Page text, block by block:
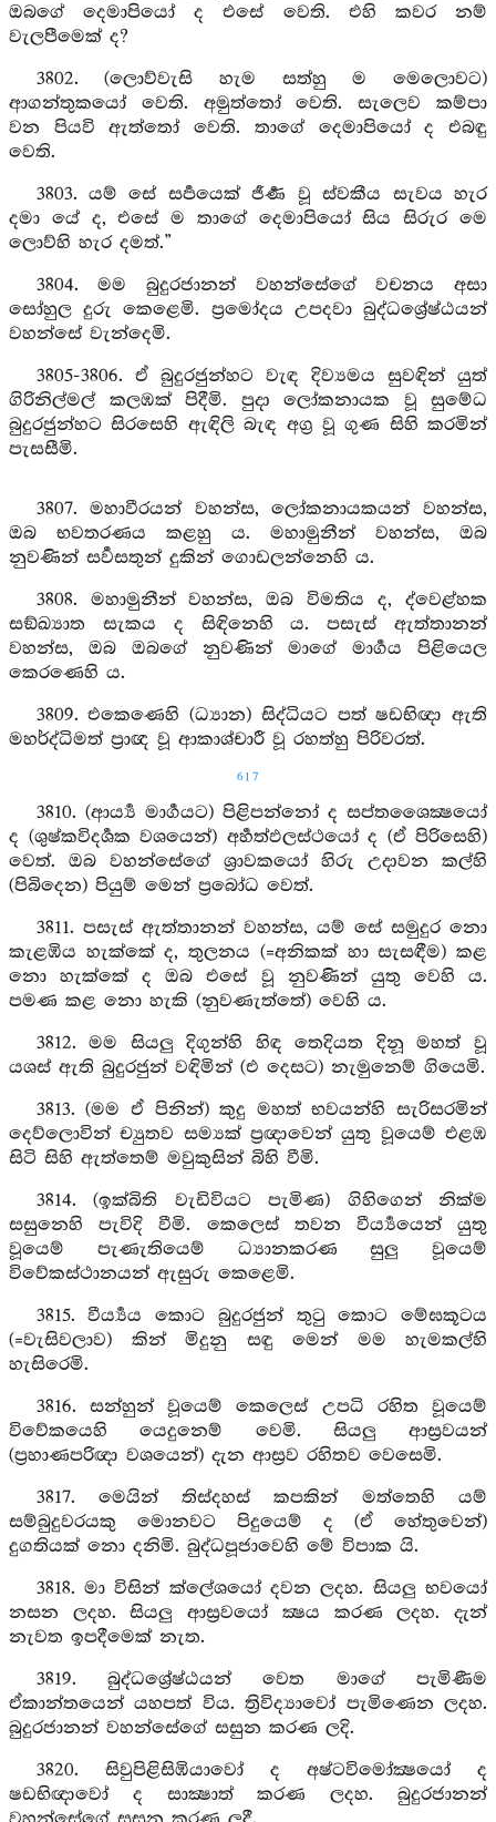
ඔබගේ දෙමාපියෝ ද එසේ වෙති. එහි කවර නම්
වැලපීමෙක් ද?
3802. (ලොව්වැසි හැම සත්හු ම මෙලොවට)
ආගන්තුකයෝ වෙති. අමුත්තෝ වෙති. සැලෙව කම්පා
වන පියවි ඇත්තෝ වෙති. තාගේ දෙමාපියෝ ද එබඳු
වෙති.
3803. යම් සේ සර්‍පයෙක් ජීර්‍ණ වූ ස්වකීය සැවය හැර
දමා යේ ද, එසේ ම තාගේ දෙමාපියෝ සිය සිරුර මෙ
ලොව්හි හැර දමත්.”
3804. මම බුදුරජානන් වහන්සේගේ වචනය අසා
සෝහුල දුරු කෙළෙමි. ප්‍රමෝදය උපදවා බුද්ධශ්‍රේෂ්ඨයන්
වහන්සේ වැන්දෙමි.
3805-3806. ඒ බුදුරජුන්හට වැඳ දිව්‍යමය සුවඳින් යුත්
ගිරිනිල්මල් කලඹක් පිදීමි. පුදා ලෝකනායක වූ සුමේධ
බුදුරජුන්හට සිරසෙහි ඇඳිලි බැඳ අග්‍ර වූ ගුණ සිහි කරමින්
පැසසීමි.
3807. මහාවීරයන් වහන්ස, ලෝකනායකයන් වහන්ස,
ඔබ භවතරණය කළහු ය. මහාමුනීන් වහන්ස, ඔබ
නුවණින් සර්‍වසතුන් දුකින් ගොඩලන්නෙහි ය.
3808. මහාමුනීන් වහන්ස, ඔබ විමතිය ද, ද්වෙළ්හක
සඞ්ඛ්‍යාත සැකය ද සිඳිනෙහි ය. පසැස් ඇත්තානන්
වහන්ස, ඔබ ඔබගේ නුවණින් මාගේ මාර්‍ගය පිළියෙල
කෙරණෙහි ය.
3809. එකෙණෙහි (ධ්‍යාන) සිද්ධියට පත් ෂඩභිඥා ඇති
මහර්ද්ධිමත් ප්‍රාඥ වූ ආකාශ්චාරී වූ රහත්හු පිරිවරත්.
617
3810. (ආර්‍ය්‍ය මාර්‍ගයට) පිළිපන්නෝ ද සප්තශෛක්‍ෂයෝ
ද (ශුෂ්‍කවිදර්‍ශක වශයෙන්) අර්‍හත්ඵලස්‍ථයෝ ද (ඒ පිරිසෙහි)
වෙත්. ඔබ වහන්සේගේ ශ්‍රාවකයෝ හිරු උදාවන කල්හි
(පිබිදෙන) පියුම් මෙන් ප්‍රබෝධ වෙත්.
3811. පසැස් ඇත්තානන් වහන්ස, යම් සේ සමුදුර නො
කැළඹිය හැක්කේ ද, තුලනය (=අනිකක් හා සැසඳීම) කළ
නො හැක්කේ ද ඔබ එසේ වූ නුවණින් යුතු වෙහි ය.
පමණ කළ නො හැකි (නුවණැත්තේ) වෙහි ය.
3812. මම සියලු දිගුන්හි හිඳ තෙදියත දිනූ මහත් වූ
යශස් ඇති බුදුරජුන් වඳිමින් (එ දෙසට) නැමුනෙම් ගියෙමි.
3813. (මම ඒ පිනින්) කුදු මහත් භවයන්හි සැරිසරමින්
දෙව්ලොවින් ච්‍යුතව සම්‍යක් ප්‍රඥාවෙන් යුතු වූයෙම් එළඹ
සිටි සිහි ඇත්තෙම් මවුකුසින් බිහි වීමි.
3814. (ඉක්බිති වැඩිවියට පැමිණ) ගිහිගෙන් නික්ම
සසුනෙහි පැවිදි වීමි. කෙලෙස් තවන වීර්‍ය්‍යයෙන් යුතු
වූයෙම් පැණැතියෙම් ධ්‍යානකරණ සුලු වූයෙම්
විවේකස්ථානයන් ඇසුරු කෙළෙමි.
3815. වීර්‍ය්‍යය කොට බුදුරජුන් තුටු කොට මේඝකූටය
(=වැසිවලාව) කින් මිදුනු සඳු මෙන් මම හැමකල්හි
හැසිරෙමි.
3816. සන්හුන් වූයෙම් කෙලෙස් උපධි රහිත වූයෙම්
විවේකයෙහි යෙදුනෙම් වෙමි. සියලු ආස්‍රවයන්
(ප්‍රහාණපරිඥා වශයෙන්) දැන ආස්‍රව රහිතව වෙසෙමි.
3817. මෙයින් තිස්දහස් කපකින් මත්තෙහි යම්
සම්බුදුවරයකු මොනවට පිදුයෙම් ද (ඒ හේතුවෙන්)
දුගතියක් නො දනිමි. බුද්ධපූජාවෙහි මේ විපාක යි.
3818. මා විසින් ක්ලේශයෝ දවන ලදහ. සියලු භවයෝ
නසන ලදහ. සියලු ආස්‍රවයෝ ක්‍ෂය කරණ ලදහ. දැන්
නැවත ඉපදීමෙක් නැත.
3819. බුද්ධශ්‍රේෂ්ඨයන් වෙත මාගේ පැමිණීම
ඒකාන්තයෙන් යහපත් විය. ත්‍රිවිද්‍යාවෝ පැමිණෙන ලදහ.
බුදුරජානන් වහන්සේගේ සසුන කරණ ලදි.
3820. සිවුපිළිසිඹියාවෝ ද අෂ්ටවිමෝක්‍ෂයෝ ද
ෂඩභිඥාවෝ ද සාක්‍ෂාත් කරණ ලදහ. බුදුරජානන්